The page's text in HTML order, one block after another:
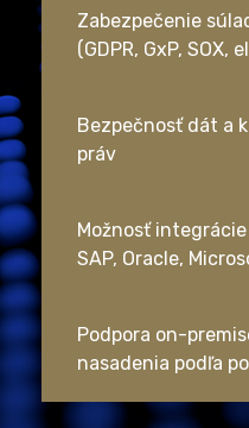
Zabezpečenie
(GDPR, GxP, SOX,
Bezpečnosť dát a
práv
Možnosť
SAP, Oracle,
Podpora on-
nasadenia podľa